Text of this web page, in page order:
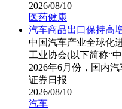
2026/08/10
医药健康
汽车商品出口保持高
中国汽车产业全球化
工业协会(以下简称“
2026年6月份，国内
证券日报
2026/08/10
汽车